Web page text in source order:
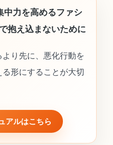
中力を高めるファシ
抱え込まないために
り先に、悪化行動を
形にすることが大切
アルはこちら